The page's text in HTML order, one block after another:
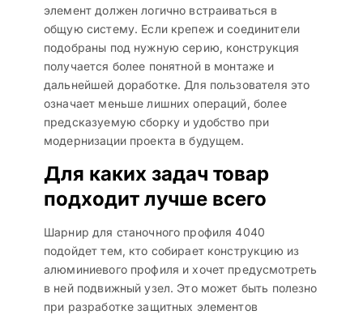
элемент должен логично встраиваться в
общую систему. Если крепеж и соединители
подобраны под нужную серию, конструкция
получается более понятной в монтаже и
дальнейшей доработке. Для пользователя это
означает меньше лишних операций, более
предсказуемую сборку и удобство при
модернизации проекта в будущем.
Для каких задач товар
подходит лучше всего
Шарнир для станочного профиля 4040
подойдет тем, кто собирает конструкцию из
алюминиевого профиля и хочет предусмотреть
в ней подвижный узел. Это может быть полезно
при разработке защитных элементов